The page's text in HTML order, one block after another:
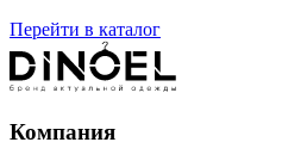
Перейти в каталог
Компания